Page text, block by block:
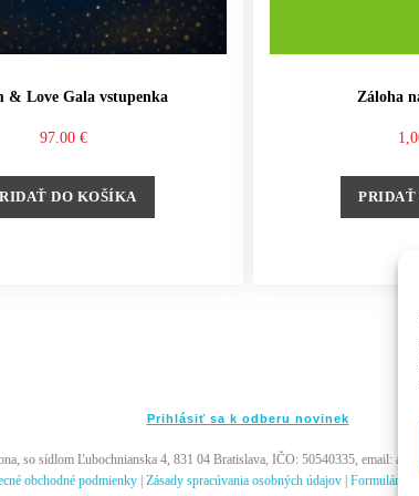
& Love Gala vstupenka
97.00 €
DO KOŠÍKA
Záloha
PRIDAŤ
Prihlásiť sa k odberu novinek
so sídlom Ľubochnianska 4, 831 04 Bratislava, IČO: 50540335, email:
obchodné podmienky| Zásady spracúvania osobných údajov| Formulár na